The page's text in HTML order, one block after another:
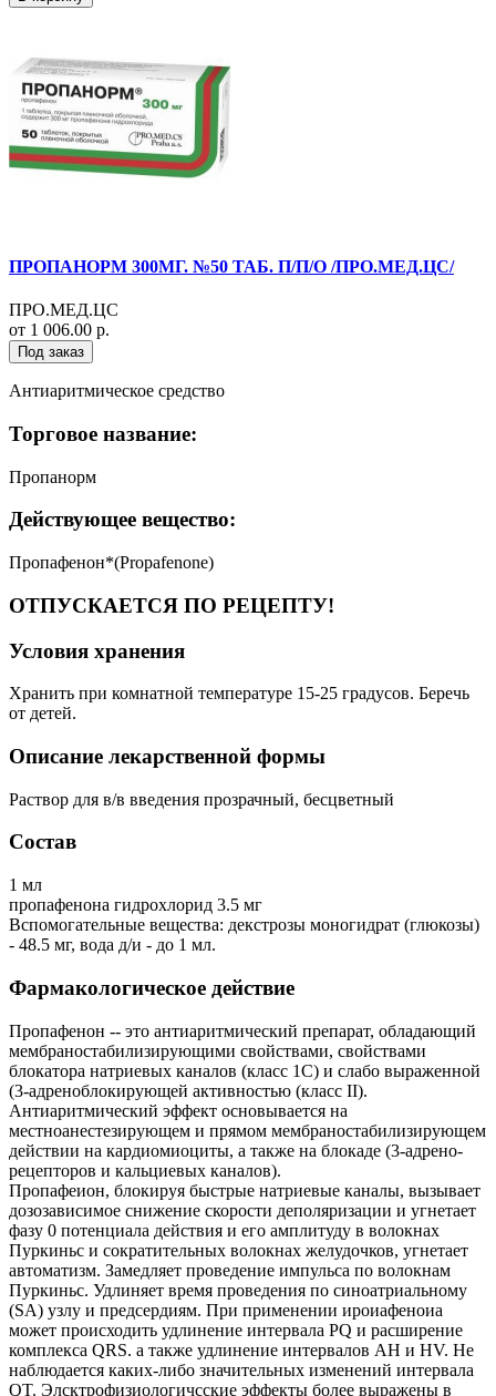
ПРОПАНОРМ 300МГ. №50 ТАБ. П/П/О /ПРО.МЕД.ЦС/
ПРО.МЕД.ЦС
от 1 006.00 р.
Под заказ
Антиаритмическое средство
Торговое название:
Пропанорм
Действующее вещество:
Пропафенон*(Propafenone)
ОТПУСКАЕТСЯ ПО РЕЦЕПТУ!
Условия хранения
Хранить при комнатной температуре 15-25 градусов. Беречь
от детей.
Описание лекарственной формы
Раствор для в/в введения прозрачный, бесцветный
Состав
1 мл
пропафенона гидрохлорид 3.5 мг
Вспомогательные вещества: декстрозы моногидрат (глюкозы)
- 48.5 мг, вода д/и - до 1 мл.
Фармакологическое действие
Пропафенон -- это антиаритмический препарат, обладающий
мембраностабилизирующими свойствами, свойствами
блокатора натриевых каналов (класс 1C) и слабо выраженной
(3-адреноблокирующей активностью (класс II).
Антиаритмический эффект основывается на
местноанестезирующем и прямом мембраностабилизирующем
действии на кардиомиоциты, а также на блокаде (3-адрено-
рецепторов и кальциевых каналов).
Пропафеион, блокируя быстрые натриевые каналы, вызывает
дозозависимое снижение скорости деполяризации и угнетает
фазу 0 потенциала действия и его амплитуду в волокнах
Пуркиньс и сократительных волокнах желудочков, угнетает
автоматизм. Замедляет проведение импульса по волокнам
Пуркиньс. Удлиняет время проведения по синоатриальному
(SA) узлу и предсердиям. При применении ироиафеноиа
может происходить удлинение интервала PQ и расширение
комплекса QRS. а также удлинение интервалов АН и HV. Не
наблюдается каких-либо значительных изменений интервала
QT. Элсктрофизиологичсские эффекты более выражены в